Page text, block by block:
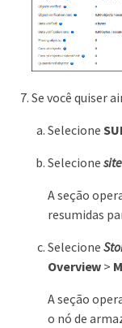
Se você quiser
Selecione
Selecione site
A seção
resumidas
Selecione
Overview >
A seção
o nó de